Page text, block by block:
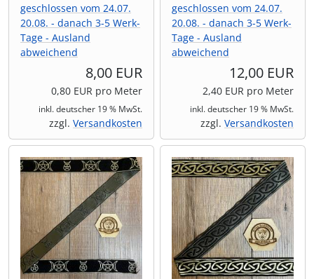
geschlossen vom 24.07.
20.08. - danach 3-5 Werk-
Tage - Ausland
abweichend
8,00 EUR
0,80 EUR pro Meter
inkl. deutscher 19 % MwSt.
zzgl. Versandkosten
geschlossen vom 24.07.
20.08. - danach 3-5 Werk-
Tage - Ausland
abweichend
12,00 EUR
2,40 EUR pro Meter
inkl. deutscher 19 % MwSt.
zzgl. Versandkosten